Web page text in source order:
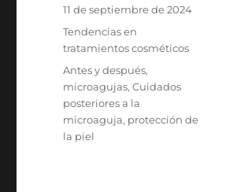
Publicado
11 de septiembre de 2024
Categorías
Tendencias en
tratamientos cosméticos
Etiquetas
Antes y después,
microagujas,Cuidados
posteriores a la
microaguja, protección de
la piel